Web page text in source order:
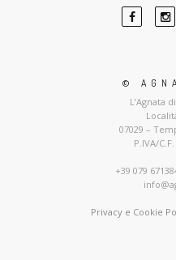
©
L’Agnata
07029 –
P.IVA/
+39 079
Privacy e Cookie